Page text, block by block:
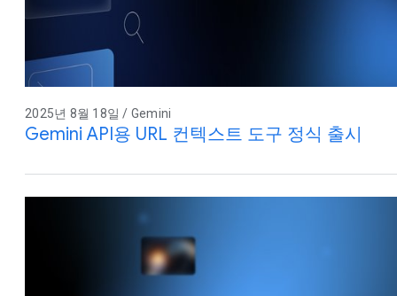
2025년 8월 18일 / Gemini
Gemini API용 URL 컨텍스트 도구 정식 출시